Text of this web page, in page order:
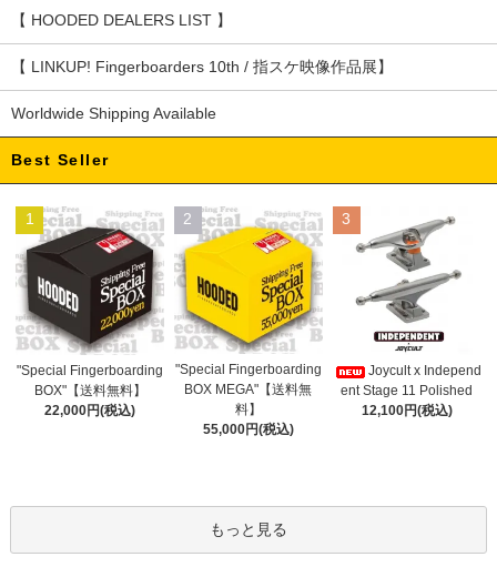
【 HOODED DEALERS LIST 】
【 LINKUP! Fingerboarders 10th / 指スケ映像作品展】
Worldwide Shipping Available
Best Seller
1
"Special Fingerboarding
BOX"【送料無料】
22,000円(税込)
2
"Special Fingerboarding
BOX MEGA"【送料無
料】
55,000円(税込)
3
Joycult x Independ
ent Stage 11 Polished
12,100円(税込)
もっと見る